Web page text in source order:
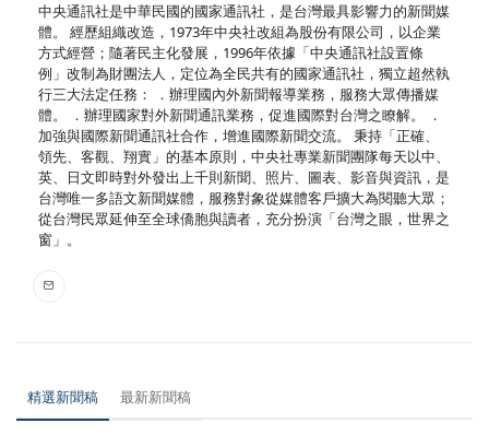
中央通訊社是中華民國的國家通訊社，是台灣最具影響力的新聞媒
體。 經歷組織改造，1973年中央社改組為股份有限公司，以企業
方式經營；隨著民主化發展，1996年依據「中央通訊社設置條
例」改制為財團法人，定位為全民共有的國家通訊社，獨立超然執
行三大法定任務： ．辦理國內外新聞報導業務，服務大眾傳播媒
體。 ．辦理國家對外新聞通訊業務，促進國際對台灣之瞭解。 ．
加強與國際新聞通訊社合作，增進國際新聞交流。 秉持「正確、
領先、客觀、翔實」的基本原則，中央社專業新聞團隊每天以中、
英、日文即時對外發出上千則新聞、照片、圖表、影音與資訊，是
台灣唯一多語文新聞媒體，服務對象從媒體客戶擴大為閱聽大眾；
從台灣民眾延伸至全球僑胞與讀者，充分扮演「台灣之眼，世界之
窗」。
精選新聞稿 最新新聞稿